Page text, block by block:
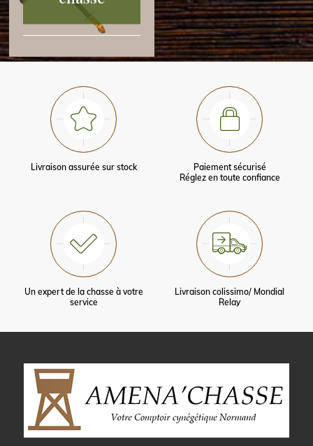
Livraison assurée sur stock
Paiement sécurisé
Réglez en toute confiance
Un expert de la chasse à votre
service
Livraison colissimo/ Mondial
Relay